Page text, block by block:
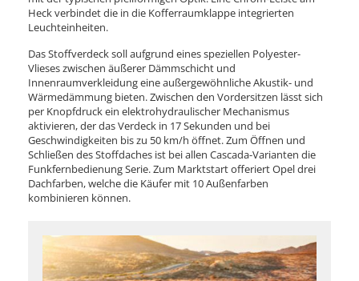
Heck verbindet die in die Kofferraumklappe integrierten
Leuchteinheiten.
Das Stoffverdeck soll aufgrund eines speziellen Polyester-
Vlieses zwischen äußerer Dämmschicht und
Innenraumverkleidung eine außergewöhnliche Akustik- und
Wärmedämmung bieten. Zwischen den Vordersitzen lässt sich
per Knopfdruck ein elektrohydraulischer Mechanismus
aktivieren, der das Verdeck in 17 Sekunden und bei
Geschwindigkeiten bis zu 50 km/h öffnet. Zum Öffnen und
Schließen des Stoffdaches ist bei allen Cascada-Varianten die
Funkfernbedienung Serie. Zum Marktstart offeriert Opel drei
Dachfarben, welche die Käufer mit 10 Außenfarben
kombinieren können.